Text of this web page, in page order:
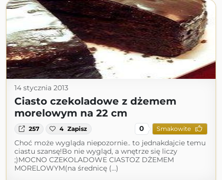
14 stycznia 2013
Ciasto czekoladowe z dżemem
morelowym na 22 cm
257 4 Zapisz 0 Smakowite
Choć może wygląda niepozornie.. to jednakdajcie temu
ciastu szansę!Bo nie wygląd, a wnętrze się liczy
;)MOCNO CZEKOLADOWE CIASTOZ DŻEMEM
MORELOWYM(na średnicę (...)